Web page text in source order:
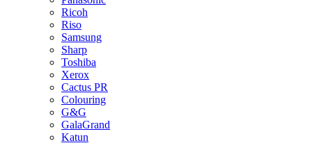
Ricoh
Riso
Samsung
Sharp
Toshiba
Xerox
Cactus PR
Colouring
G&G
GalaGrand
Katun